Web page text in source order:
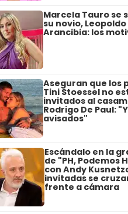
Marcela Tauro se
su novio, Leopoldo
Arancibia: los
Aseguran que los
Tini Stoessel no
invitados al
Rodrigo De Paul:
avisados"
Escándalo en la
de "PH, Podemos
con Andy
invitadas se
frente a cámara